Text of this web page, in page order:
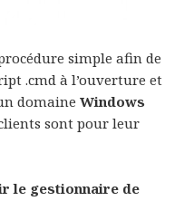
simple afin de
.cmd à l’ouverture et
domaineWindows
sont pour leur
le gestionnaire de